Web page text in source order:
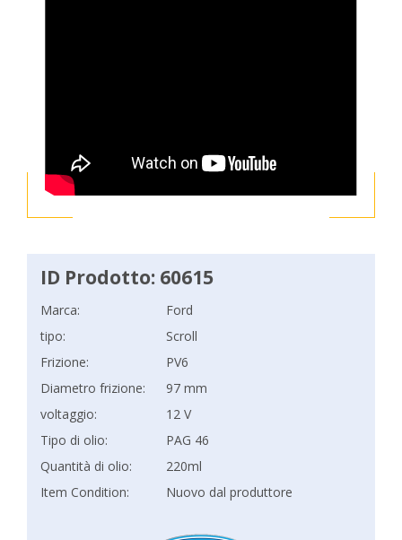
ID Prodotto: 60615
Marca:
Ford
tipo:
Scroll
Frizione:
PV6
Diametro frizione:
97 mm
voltaggio:
12 V
Tipo di olio:
PAG 46
Quantità di olio:
220ml
Item Condition:
Nuovo dal produttore